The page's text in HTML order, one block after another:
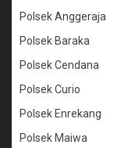
Polsek Anggeraja
Polsek Baraka
Polsek Cendana
Polsek Curio
Polsek Enrekang
Polsek Maiwa